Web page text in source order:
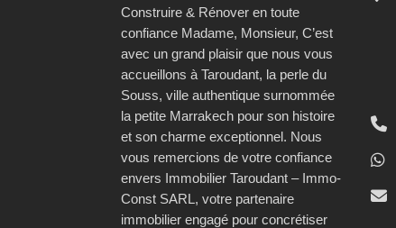
Construire & Rénover en toute
confiance Madame, Monsieur, C’est
avec un grand plaisir que nous vous
accueillons à Taroudant, la perle du
Souss, ville authentique surnommée
la petite Marrakech pour son histoire
et son charme exceptionnel. Nous
vous remercions de votre confiance
envers Immobilier Taroudant – Immo-
Const SARL, votre partenaire
immobilier engagé pour concrétiser